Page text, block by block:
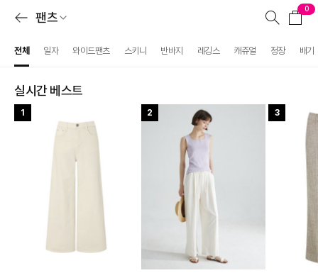
팬츠
0
전체 일자 와이드팬츠 스키니 반바지 레깅스 캐쥬얼 정장 배기
실시간 베스트
1 2 3